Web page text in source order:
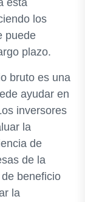
está
los
puede
plazo.
bruto es una
ayudar en
inversores
la
de
de la
beneficio
la